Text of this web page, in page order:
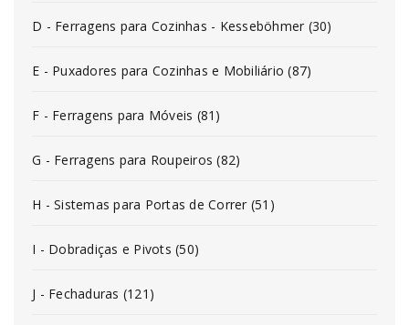
D - Ferragens para Cozinhas - Kesseböhmer (30)
E - Puxadores para Cozinhas e Mobiliário (87)
F - Ferragens para Móveis (81)
G - Ferragens para Roupeiros (82)
H - Sistemas para Portas de Correr (51)
I - Dobradiças e Pivots (50)
J - Fechaduras (121)